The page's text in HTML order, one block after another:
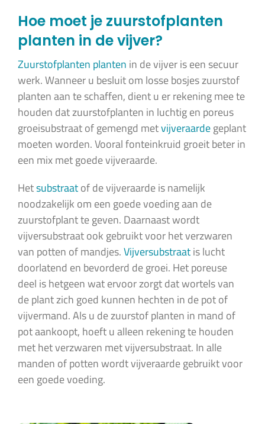
Hoe moet je zuurstofplanten
planten in de vijver?
Zuurstofplanten planten in de vijver is een secuur
werk. Wanneer u besluit om losse bosjes zuurstof
planten aan te schaffen, dient u er rekening mee te
houden dat zuurstofplanten in luchtig en poreus
groeisubstraat of gemengd metvijveraardegeplant
moeten worden. Vooral fonteinkruid groeit beter in
een mix met goede vijveraarde.
Hetsubstraatof de vijveraarde is namelijk
noodzakelijk om een goede voeding aan de
zuurstofplant te geven. Daarnaast wordt
vijversubstraat ook gebruikt voor het verzwaren
van potten of mandjes.Vijversubstraatis lucht
doorlatend en bevorderd de groei. Het poreuse
deel is hetgeen wat ervoor zorgt dat wortels van
de plant zich goed kunnen hechten in de pot of
vijvermand. Als u de zuurstof planten in mand of
pot aankoopt, hoeft u alleen rekening te houden
met het verzwaren met vijversubstraat. In alle
manden of potten wordt vijveraarde gebruikt voor
een goede voeding.